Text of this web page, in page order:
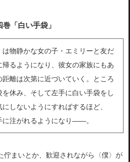
「白い手袋」
物静かな女の子・エミリーと友だ
るようになり、彼女の家族にもあ
離は次第に近づいていく。ところ
休み、そして左手に白い手袋をし
しないようにすればするほど、
に注がれるようになり――。
佇まいとか、歓迎されながら〈僕〉が